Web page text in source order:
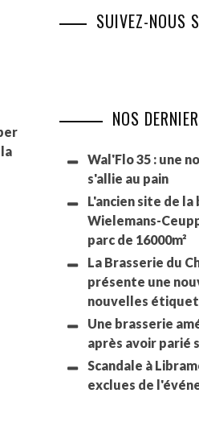
SUIVEZ-NOUS
NOS
Wal'Flo 35 : une
s'allie au pain
L'ancien site de la
Wielemans-
parc de 16000m²
La Brasserie du
présente une
nouvelles
Une brasserie
après avoir parié
Scandale à
exclues de